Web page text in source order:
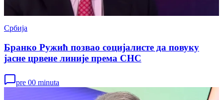
Србија
Бранко Ружић позвао социјалисте да повуку
јасне црвене линије према СНС
pre 00 minuta